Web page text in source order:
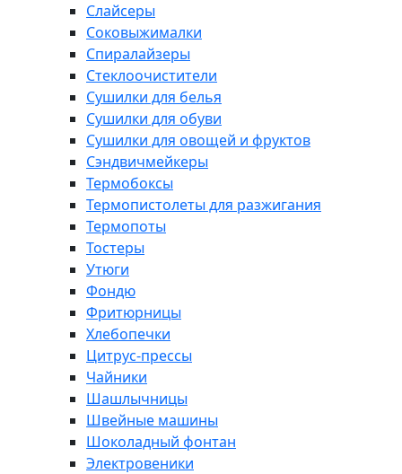
Слайсеры
Соковыжималки
Спиралайзеры
Стеклоочистители
Сушилки для белья
Сушилки для обуви
Сушилки для овощей и фруктов
Сэндвичмейкеры
Термобоксы
Термопистолеты для разжигания
Термопоты
Тостеры
Утюги
Фондю
Фритюрницы
Хлебопечки
Цитрус-прессы
Чайники
Шашлычницы
Швейные машины
Шоколадный фонтан
Электровеники